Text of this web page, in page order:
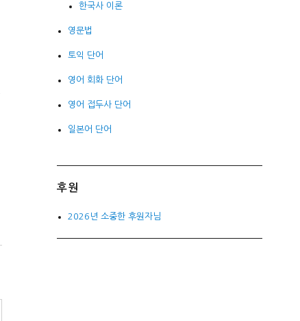
한국사 이론
영문법
토익 단어
영어 회화 단어
영어 접두사 단어
일본어 단어
후원
2026년 소중한 후원자님